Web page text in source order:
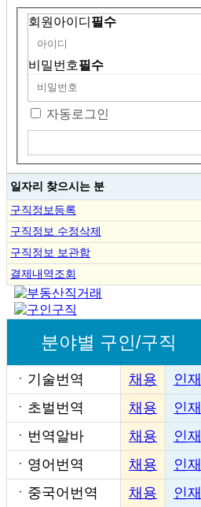
회원아이디 필수
비밀번호필수
자동로그인
일자리 찾으시는 분
구직정보등록
구직정보 수정삭제
구직정보 보관함
결제내역조회
분야별 구인/구직
ㆍ 기술번역 채용
인재
ㆍ 초벌번역 채용
인재
ㆍ 번역알바 채용
인재
ㆍ 영어번역 채용
인재
ㆍ 중국어번역 채용
인재